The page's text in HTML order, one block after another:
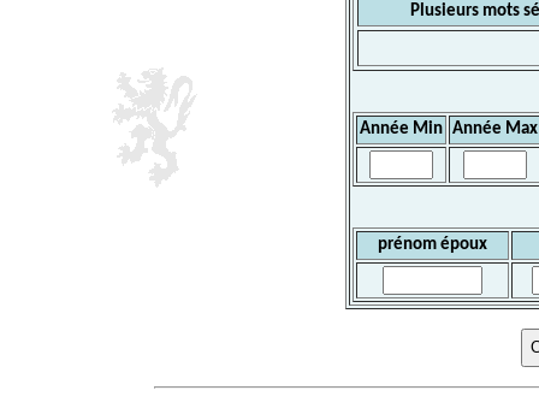
Plusieurs mots
Année Min Année Max
prénom époux